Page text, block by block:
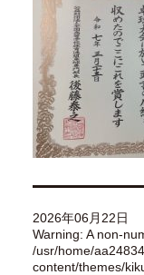
2026年06月22日
Warning: A non-
/usr/home/
content/themes/